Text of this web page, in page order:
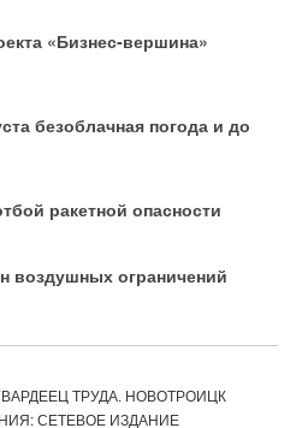
«Бизнес‑вершина»
безоблачная погода и до
ракетной опасности
воздушных ограничений
ТРУДА. НОВОТРОИЦК
СЕТЕВОЕ ИЗДАНИЕ